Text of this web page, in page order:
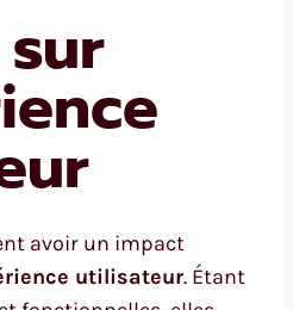
avoir un impact
utilisateur. Étant